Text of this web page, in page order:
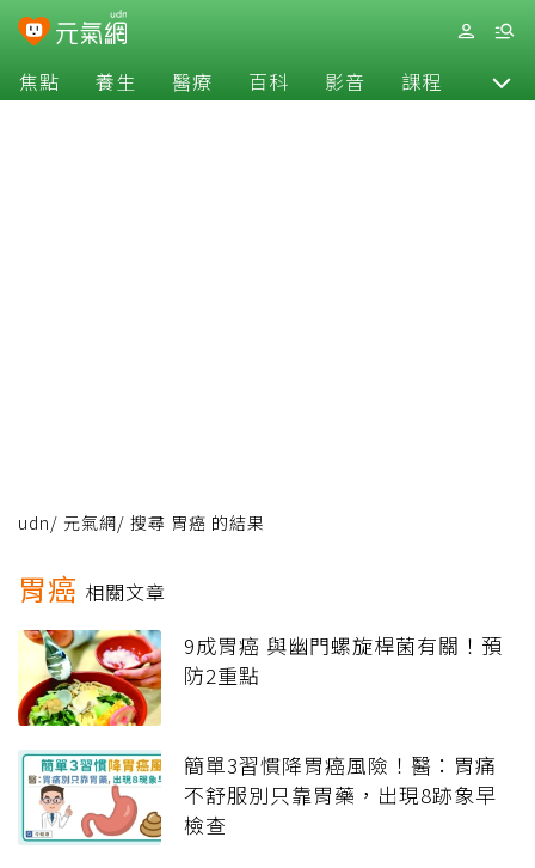
焦點 養生 醫療 百科 影音 課程 退休
udn/ 元氣網/ 搜尋 胃癌 的結果
胃癌 相關文章
9成胃癌 與幽門螺旋桿菌有關！預
防2重點
簡單3習慣降胃癌風險！醫：胃痛
不舒服別只靠胃藥，出現8跡象早
檢查